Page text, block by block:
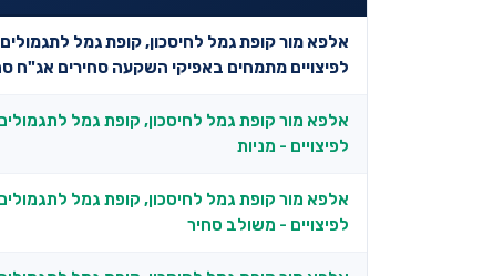
אלפא מור קופת גמל לחיסכון, קופת גמל
לפיצויים מתמחים באפיקי השקעה סחירים אג"ח
אלפא מור קופת גמל לחיסכון, קופת גמל
לפיצויים - מניות
אלפא מור קופת גמל לחיסכון, קופת גמל
לפיצויים - משולב סחיר